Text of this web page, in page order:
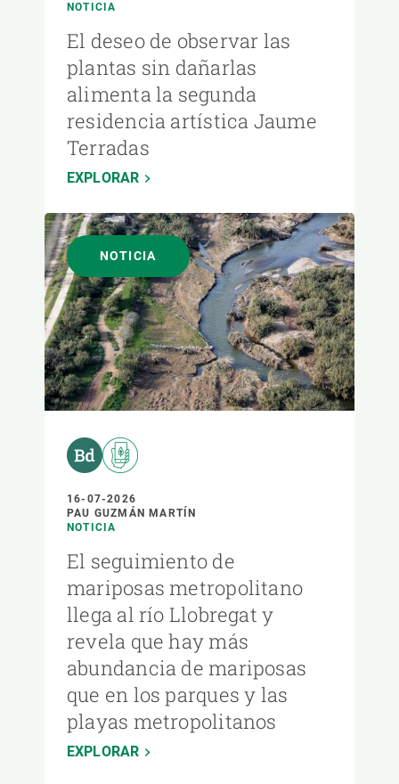
NOTICIA
El deseo de observar las
plantas sin dañarlas
alimenta la segunda
residencia artística Jaume
Terradas
EXPLORAR
NOTICIA
16-07-2026
PAU GUZMÁN MARTÍN
NOTICIA
El seguimiento de
mariposas metropolitano
llega al río Llobregat y
revela que hay más
abundancia de mariposas
que en los parques y las
playas metropolitanos
EXPLORAR